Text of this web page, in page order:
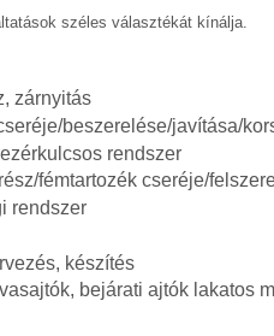
széles választékát kínálja.
zárnyitás
beszerelése/javítása/
rendszer
fémtartozék cseréje/
rendszer
készítés
bejárati ajtók lakatos